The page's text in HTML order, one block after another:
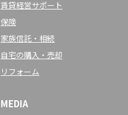
賃貸経営サポート
保険
家族信託・相続
自宅の購入・売却
リフォーム
MEDIA